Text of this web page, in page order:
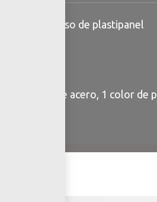
barandal y piso de plastipanel
1 color de acero, 1 color de